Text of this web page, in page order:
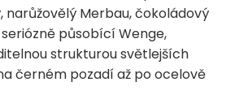
Merbau, čokoládový
působící Wenge,
strukturou světlejších
černém pozadí až po ocelově